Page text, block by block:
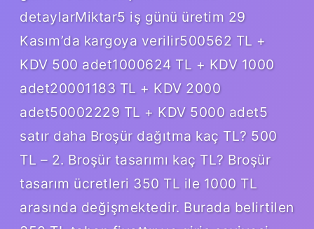
detaylarMiktar5 iş günü üretim 29
Kasım’da kargoya verilir500562 TL +
KDV 500 adet1000624 TL + KDV 1000
adet20001183 TL + KDV 2000
adet50002229 TL + KDV 5000 adet5
satır daha Broşür dağıtma kaç TL? 500
TL – 2. Broşür tasarımı kaç TL? Broşür
tasarım ücretleri 350 TL ile 1000 TL
arasında değişmektedir. Burada belirtilen